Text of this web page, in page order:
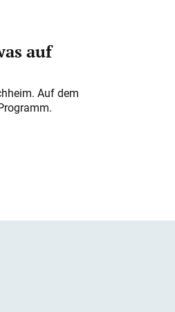
auf
Auf dem